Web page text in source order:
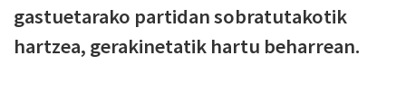
gastuetarako partidan sobratutakotik
hartzea, gerakinetatik hartu beharrean.